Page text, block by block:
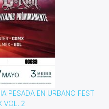
PESADA EN URBANO FEST
VOL. 2